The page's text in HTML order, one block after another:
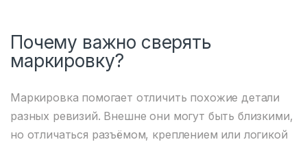
Почему важно сверять
маркировку?
Маркировка помогает отличить похожие детали
разных ревизий. Внешне они могут быть близкими,
но отличаться разъёмом, креплением или логикой